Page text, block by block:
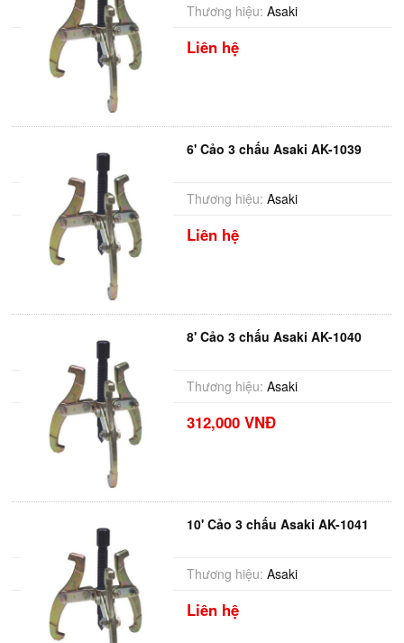
Thương hiệu: Asaki
Liên hệ
6' Cảo 3 chấu Asaki AK-1039
Thương hiệu: Asaki
Liên hệ
8' Cảo 3 chấu Asaki AK-1040
Thương hiệu: Asaki
312,000 VNĐ
10' Cảo 3 chấu Asaki AK-1041
Thương hiệu: Asaki
Liên hệ